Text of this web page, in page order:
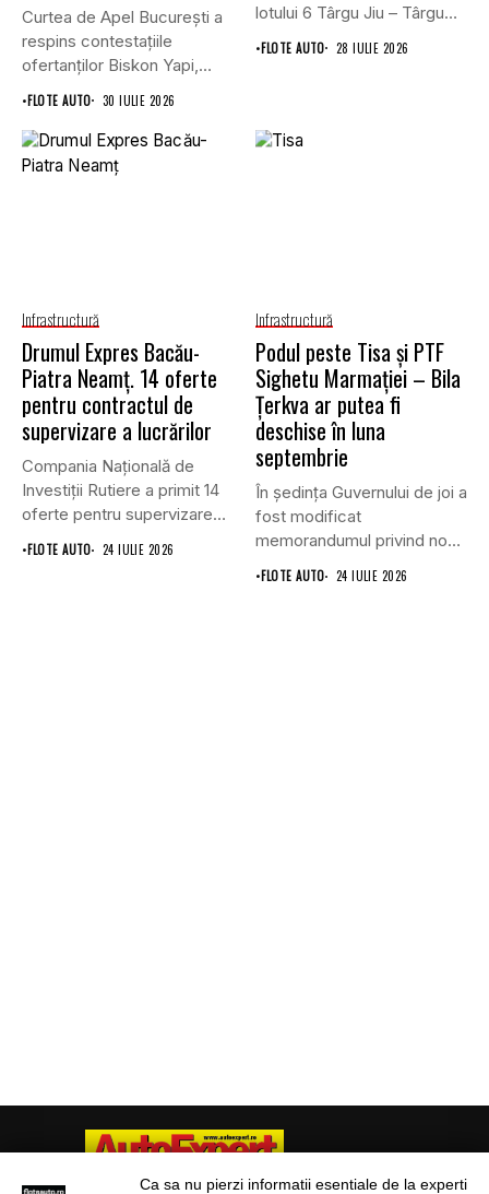
Curtea de Apel București a
respins contestațiile
ofertanților Biskon Yapi,
Straco și...
•FLOTE AUTO 30 IULIE 2026
lotului 6 Târgu Jiu – Târgu
Cărbunești,...
•FLOTE AUTO 28 IULIE 2026
Infrastructură
Drumul Expres Bacău-
Piatra Neamț. 14 oferte
pentru contractul de
supervizare a lucrărilor
Compania Națională de
Investiții Rutiere a primit 14
oferte pentru supervizarea
lucrărilor...
•FLOTE AUTO 24 IULIE 2026
Infrastructură
Podul peste Tisa și PTF
Sighetu Marmației – Bila
Țerkva ar putea fi
deschise în luna
septembrie
În ședința Guvernului de joi a
fost modificat
memorandumul privind noul
punct...
•FLOTE AUTO 24 IULIE 2026
Ca sa nu pierzi informatii esentiale de la experti